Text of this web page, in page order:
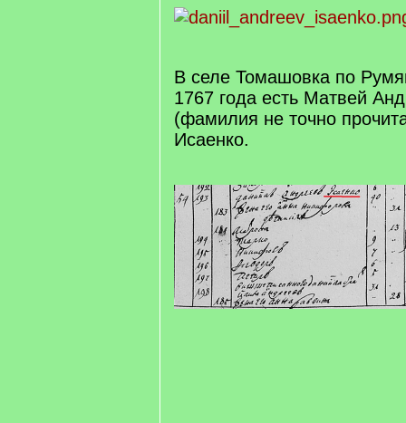
В селе Томашовка по
1767 года есть Матвей
(фамилия не точно
Исаенко.